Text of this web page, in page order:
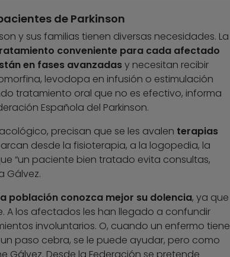
de Parkinson
y sus familias tienen diversas necesidades. La
conveniente para cada afectado
en fases avanzadasy necesitan recibir
levodopa en infusión o estimulación
tratamiento oral que no es efectivo, informa
Española del Parkinson.
precisan que se les avalen terapias
desde la fisioterapia, a la logopedia, la
“un paciente bien tratado evita consultas,
Gálvez.
población conozca mejor su dolencia, ya que
A los afectados les han llegado a confundir
involuntarios. O, cuando un enfermo tiene
paso cebra, se le puede ayudar, pero como